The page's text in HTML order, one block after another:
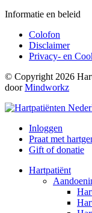
Informatie en beleid
Colofon
Disclaimer
Privacy- en
© Copyright 2026
doorMindworkz
Inloggen
Praat met
Gift of donatie
Hartpatiënt